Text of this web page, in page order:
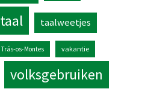
taal taalweetjes
Trás-os-Montes vakantie
volksgebruiken